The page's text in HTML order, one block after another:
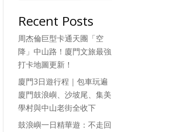
Recent Posts
周杰倫巨型卡通天團「空
降」中山路！廈門文旅最強
打卡地圖更新！
廈門3日遊行程｜包車玩遍
廈門鼓浪嶼、沙坡尾、集美
學村與中山老街全收下
鼓浪嶼一日精華遊：不走回